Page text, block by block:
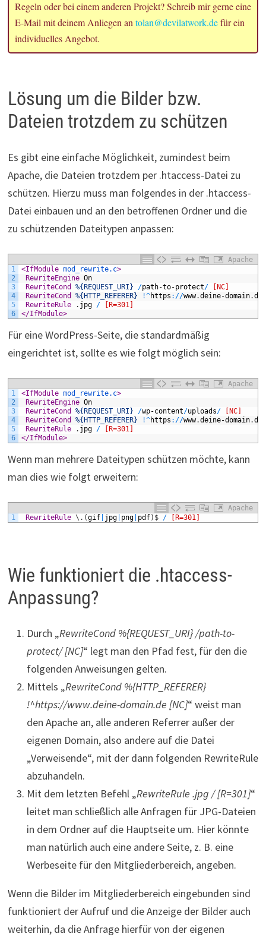
Regeln oder bei einem anderen Projekt? Schreib mir gerne eine
E-Mail mit deinem Anliegen antolan@devilatwork.defür ein
individuelles Angebot.
Lösung um die Bilder bzw.
Dateien trotzdem zu schützen
Es gibt eine einfache Möglichkeit, zumindest beim
Apache, die Dateien trotzdem per .htaccess-Datei zu
schützen. Hierzu muss man folgendes in der .htaccess-
Datei einbauen und an den betroffenen Ordner und die
zu schützenden Dateitypen anpassen:
Apache
1
2
3
4
5
6
<IfModule mod_rewrite.c>
RewriteEngine On
RewriteCond
%{REQUEST_URI} /path-to-protect/
[NC]
RewriteCond
%{HTTP_REFERER} !^https : //www.deine-domain.de
RewriteRule
. jpg /
[R=301]
</IfModule>
Für eine WordPress-Seite, die standardmäßig
eingerichtet ist, sollte es wie folgt möglich sein:
Apache
1
2
3
4
5
6
<IfModule mod_rewrite.c>
RewriteEngine On
RewriteCond
%{REQUEST_URI} /wp-content/uploads/
[NC]
RewriteCond
%{HTTP_REFERER} !^https : //www.deine-domain.de
RewriteRule
. jpg /
[R=301]
</IfModule>
Wenn man mehrere Dateitypen schützen möchte, kann
man dies wie folgt erweitern:
Apache
1
RewriteRule \ . (gif| jpg| png| pdf) $ / [R=301]
Wie funktioniert die .htaccess-
Anpassung?
Durch „RewriteCond %{REQUEST_URI} /path-to-
protect/ [NC]“ legt man den Pfad fest, für den die
folgenden Anweisungen gelten.
Mittels „RewriteCond %{HTTP_REFERER}
!^https://www.deine-domain.de [NC]“ weist man
den Apache an, alle anderen Referrer außer der
eigenen Domain, also andere auf die Datei
„Verweisende“, mit der dann folgenden RewriteRule
abzuhandeln.
Mit dem letzten Befehl „RewriteRule .jpg / [R=301]“
leitet man schließlich alle Anfragen für JPG-Dateien
in dem Ordner auf die Hauptseite um. Hier könnte
man natürlich auch eine andere Seite, z. B. eine
Werbeseite für den Mitgliederbereich, angeben.
Wenn die Bilder im Mitgliederbereich eingebunden sind
funktioniert der Aufruf und die Anzeige der Bilder auch
weiterhin, da die Anfrage hierfür von der eigenen